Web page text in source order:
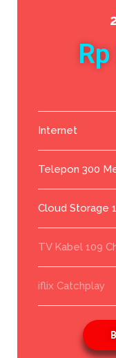
Internet
Telepon 300
Cloud Storage
TV Kabel 109
iflix Catchplay